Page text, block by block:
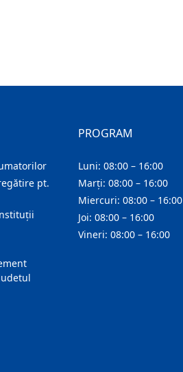
pt.
PROGRAM
Luni: 08:00 – 16:00
Marți: 08:00 – 16:00
Miercuri: 08:00 – 16:00
Joi: 08:00 – 16:00
Vineri: 08:00 – 16:00